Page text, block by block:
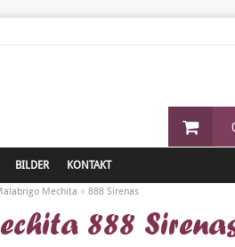
BILDER KONTAKT
Mechita » 888 Sirenas
888